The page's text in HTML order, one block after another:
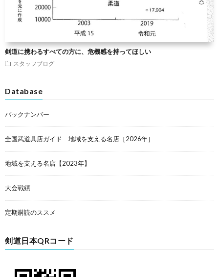
剣道に携わるすべての方に、危機感を持ってほしい
スタッフブログ
Database
バックナンバー
全国武道具店ガイド 地域を支える名店［2026年］
地域を支える名店【2023年】
大会戦績
定期購読のススメ
剣道日本QRコード